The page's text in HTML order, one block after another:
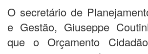
O secretário de
e Gestão, Giuseppe
que o Orçamento